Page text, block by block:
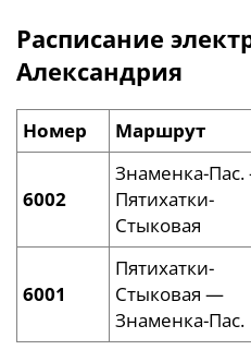
Расписание
Александрия
Номер Маршрут
6002
Знаменка-
Пятихатки-
Стыковая
6001
Пятихатки-
Стыковая —
Знаменка-Пас.